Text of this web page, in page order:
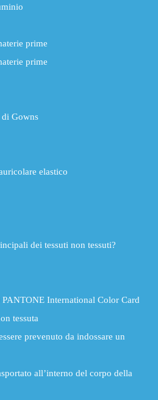
prime
prime
Gowns
elastico
dei tessuti non tessuti?
International Color Card
tessuta
prevenuto da indossare un
all’interno del corpo della